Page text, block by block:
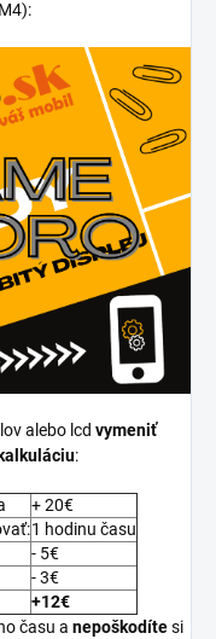
alebo lcd vymeniť
kalkuláciu:
+ 20€
1 hodinu času
- 5€
- 3€
+12€
času a nepoškodítesi